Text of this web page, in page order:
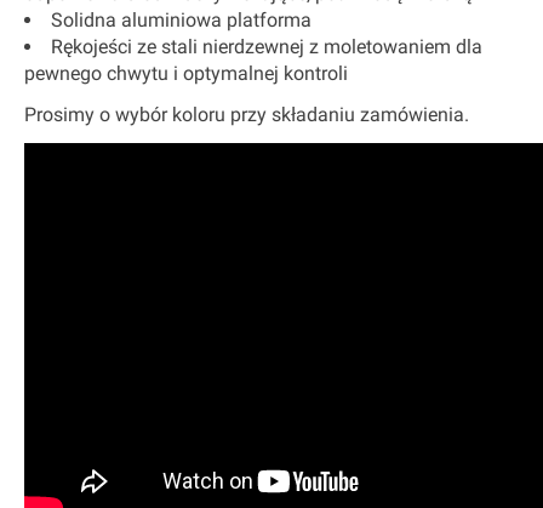
Solidna aluminiowa platforma
Rękojeści ze stali nierdzewnej z moletowaniem dla
pewnego chwytu i optymalnej kontroli
Prosimy o wybór koloru przy składaniu zamówienia.